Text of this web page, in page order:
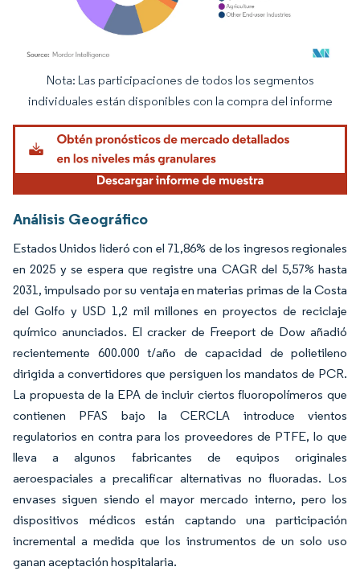
Imagen © Mordor Intelligence. El uso requiere atribución según CC BY 4.0.
Nota: Las participaciones de todos los segmentos
individuales están disponibles con la compra del informe
Análisis Geográfico
Estados Unidos lideró con el 71,86% de los ingresos regionales
en 2025 y se espera que registre una CAGR del 5,57% hasta
2031, impulsado por su ventaja en materias primas de la Costa
del Golfo y USD 1,2 mil millones en proyectos de reciclaje
químico anunciados. El cracker de Freeport de Dow añadió
recientemente 600.000 t/año de capacidad de polietileno
dirigida a convertidores que persiguen los mandatos de PCR.
La propuesta de la EPA de incluir ciertos fluoropolímeros que
contienen PFAS bajo la CERCLA introduce vientos
regulatorios en contra para los proveedores de PTFE, lo que
lleva a algunos fabricantes de equipos originales
aeroespaciales a precalificar alternativas no fluoradas. Los
envases siguen siendo el mayor mercado interno, pero los
dispositivos médicos están captando una participación
incremental a medida que los instrumentos de un solo uso
ganan aceptación hospitalaria.